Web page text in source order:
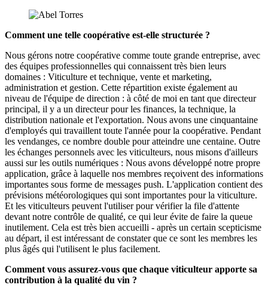
Comment une telle coopérative est-elle structurée ?
Nous gérons notre coopérative comme toute grande entreprise, avec
des équipes professionnelles qui connaissent très bien leurs
domaines : Viticulture et technique, vente et marketing,
administration et gestion. Cette répartition existe également au
niveau de l'équipe de direction : à côté de moi en tant que directeur
principal, il y a un directeur pour les finances, la technique, la
distribution nationale et l'exportation. Nous avons une cinquantaine
d'employés qui travaillent toute l'année pour la coopérative. Pendant
les vendanges, ce nombre double pour atteindre une centaine. Outre
les échanges personnels avec les viticulteurs, nous misons d'ailleurs
aussi sur les outils numériques : Nous avons développé notre propre
application, grâce à laquelle nos membres reçoivent des informations
importantes sous forme de messages push. L'application contient des
prévisions météorologiques qui sont importantes pour la viticulture.
Et les viticulteurs peuvent l'utiliser pour vérifier la file d'attente
devant notre contrôle de qualité, ce qui leur évite de faire la queue
inutilement. Cela est très bien accueilli - après un certain scepticisme
au départ, il est intéressant de constater que ce sont les membres les
plus âgés qui l'utilisent le plus facilement.
Comment vous assurez-vous que chaque viticulteur apporte sa
contribution à la qualité du vin ?